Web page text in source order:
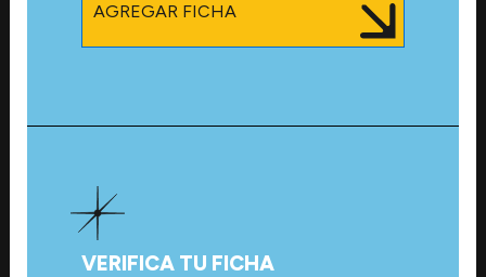
AGREGAR FICHA
VERIFICA TU FICHA